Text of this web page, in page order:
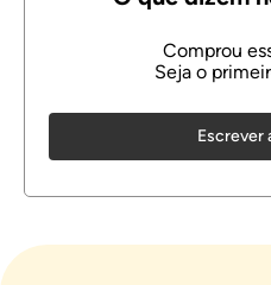
Escrever